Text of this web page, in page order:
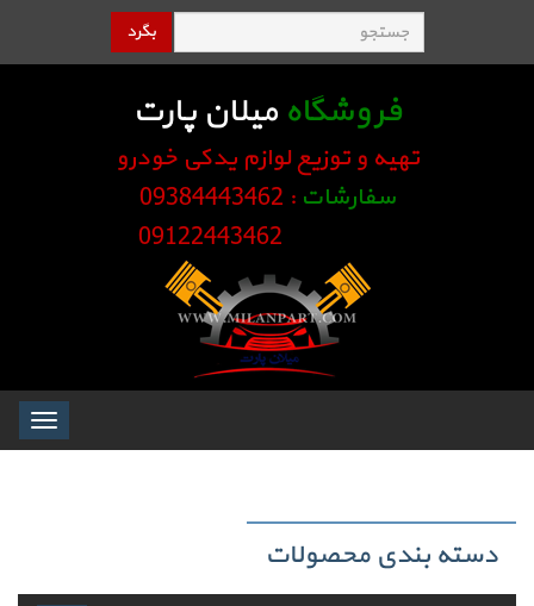
بگرد
فروشگاه میلان پارت
تهیه و توزیع لوازم یدکی خودرو
سفارشات : 09384443462
Toggle
دسته بندی محصولات